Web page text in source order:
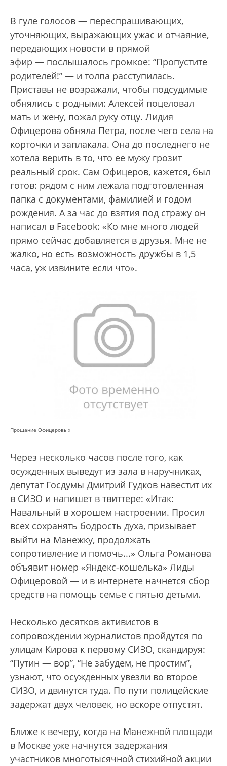
В гуле голосов — переспрашивающих,
уточняющих, выражающих ужас и отчаяние,
передающих новости в прямой
эфир — послышалось громкое: “Пропустите
родителей!” — и толпа расступилась.
Приставы не возражали, чтобы подсудимые
обнялись с родными: Алексей поцеловал
мать и жену, пожал руку отцу. Лидия
Офицерова обняла Петра, после чего села на
корточки и заплакала. Она до последнего не
хотела верить в то, что ее мужу грозит
реальный срок. Сам Офицеров, кажется, был
готов: рядом с ним лежала подготовленная
папка с документами, фамилией и годом
рождения. А за час до взятия под стражу он
написал в Facebook: «Ко мне много людей
прямо сейчас добавляется в друзья. Мне не
жалко, но есть возможность дружбы в 1,5
часа, уж извините если что».
Прощание Офицеровых
Через несколько часов после того, как
осужденных выведут из зала в наручниках,
депутат Госдумы Дмитрий Гудков навестит их
в СИЗО и напишет в твиттере: «Итак:
Навальный в хорошем настроении. Просил
всех сохранять бодрость духа, призывает
выйти на Манежку, продолжать
сопротивление и помочь...» Ольга Романова
объявит номер «Яндекс-кошелька» Лиды
Офицеровой — и в интернете начнется сбор
средств на помощь семье с пятью детьми.
Несколько десятков активистов в
сопровождении журналистов пройдутся по
улицам Кирова к первому СИЗО, скандируя:
“Путин — вор”, “Не забудем, не простим”,
узнают, что осужденных увезли во второе
СИЗО, и двинутся туда. По пути полицейские
задержат двух человек, но вскоре отпустят.
Ближе к вечеру, когда на Манежной площади
в Москве уже начнутся задержания
участников многотысячной стихийной акции